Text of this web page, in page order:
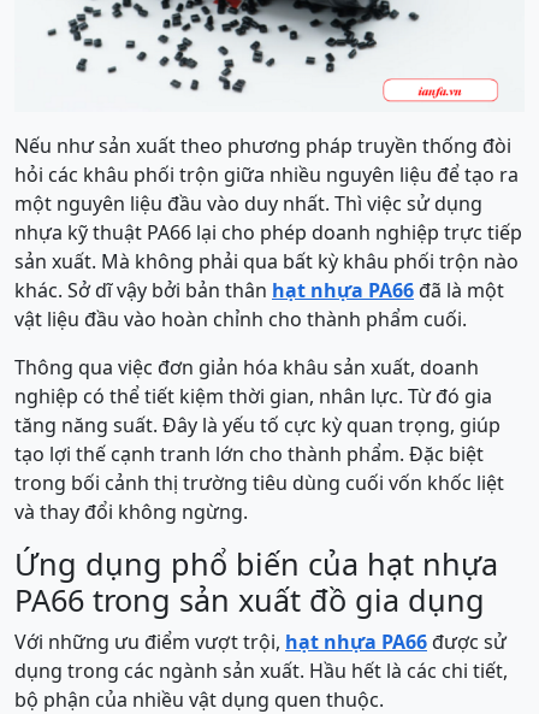
Nếu như sản xuất theo phương pháp truyền thống đòi
hỏi các khâu phối trộn giữa nhiều nguyên liệu để tạo ra
một nguyên liệu đầu vào duy nhất. Thì việc sử dụng
nhựa kỹ thuật PA66 lại cho phép doanh nghiệp trực tiếp
sản xuất. Mà không phải qua bất kỳ khâu phối trộn nào
khác. Sở dĩ vậy bởi bản thân hạt nhựa PA66đã là một
vật liệu đầu vào hoàn chỉnh cho thành phẩm cuối.
Thông qua việc đơn giản hóa khâu sản xuất, doanh
nghiệp có thể tiết kiệm thời gian, nhân lực. Từ đó gia
tăng năng suất. Đây là yếu tố cực kỳ quan trọng, giúp
tạo lợi thế cạnh tranh lớn cho thành phẩm. Đặc biệt
trong bối cảnh thị trường tiêu dùng cuối vốn khốc liệt
và thay đổi không ngừng.
Ứng dụng phổ biến của hạt nhựa
PA66 trong sản xuất đồ gia dụng
Với những ưu điểm vượt trội, hạt nhựa PA66được sử
dụng trong các ngành sản xuất. Hầu hết là các chi tiết,
bộ phận của nhiều vật dụng quen thuộc.